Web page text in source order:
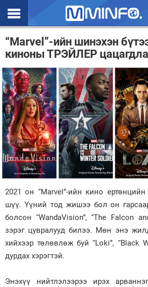
Эхлэл
Цаг агаар
Валют ханш
Улс төр
Эдийн засаг
Үзэл бодол
Спорт
Дэлхий
Зурхай
“Marvel”-ийн шинэхэн
киноны ТРЭЙЛЕР
2021 он “Marvel”-ийн кино
шүү. Үүний тод жишээ бол он
болсон “WandaVision”, “The Falcon
зэрэг цувралууд билээ. Мөн энэ
хийхээр төлөвлөж буй “Loki”, “Black
дурдах хэрэгтэй.
Энэхүү нийтлэлээрээ ирэх